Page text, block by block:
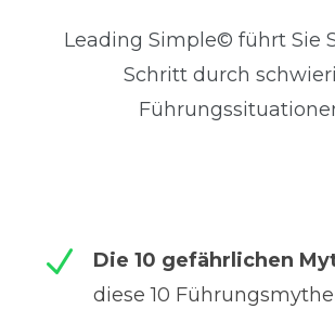
Leading Simple© führt Sie
Schritt durch
N Die 10 gefährlichen
diese 10